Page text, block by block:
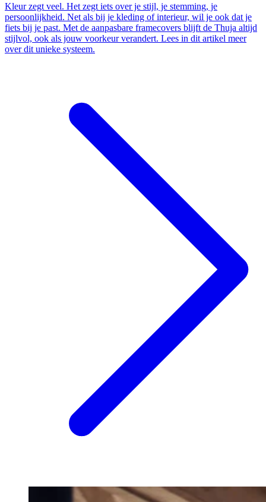
Kleur zegt veel. Het zegt iets over je stijl, je stemming, je
persoonlijkheid. Net als bij je kleding of interieur, wil je ook dat je
fiets bij je past. Met de aanpasbare framecovers blijft de Thuja altijd
stijlvol, ook als jouw voorkeur verandert. Lees in dit artikel meer
over dit unieke systeem.